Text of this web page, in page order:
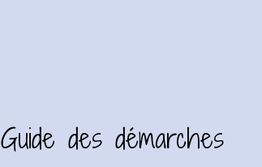
Guide des démarches